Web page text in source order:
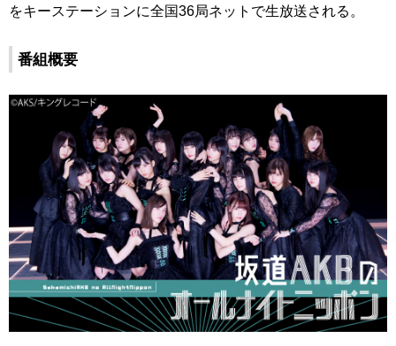
をキーステーションに全国36局ネットで生放送される。
番組概要